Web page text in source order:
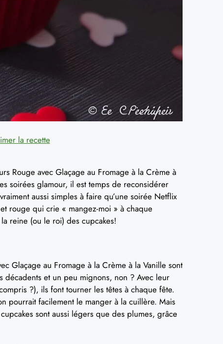
la recette
Rouge avec Glaçage au Fromage à la Crème à
soirées glamour, il est temps de reconsidérer
aussi simples à faire qu’une soirée Netflix
rouge qui crie « mangez-moi » à chaque
reine (ou le roi) des cupcakes!
Glaçage au Fromage à la Crème à la Vanille sont
décadents et un peu mignons, non ? Avec leur
?), ils font tourner les têtes à chaque fête.
pourrait facilement le manger à la cuillère. Mais
sont aussi légers que des plumes, grâce